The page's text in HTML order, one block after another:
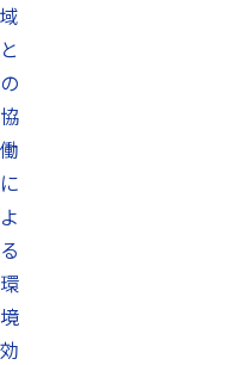
域
と
の
協
働
に
よ
る
環
境
効